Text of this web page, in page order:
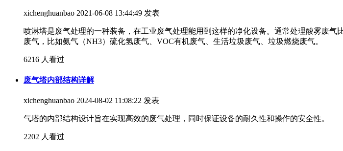
xichenghuanbao 2021-06-08 13:44:49 发表
喷淋塔是废气处理的一种装备，在工业废气处理能用到这样的净化设备。通常处理酸雾废
废气，比如氨气（NH3）硫化氢废气、VOC有机废气、生活垃圾废气、垃圾燃烧废气。
6216 人看过
废气塔内部结构详解
xichenghuanbao 2024-08-02 11:08:22 发表
气塔的内部结构设计旨在实现高效的废气处理，同时保证设备的耐久性和操作的安全性。
2202 人看过